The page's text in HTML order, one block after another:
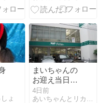
ょ
まいちゃんの
お迎え当日の
お話しです♪
4日前